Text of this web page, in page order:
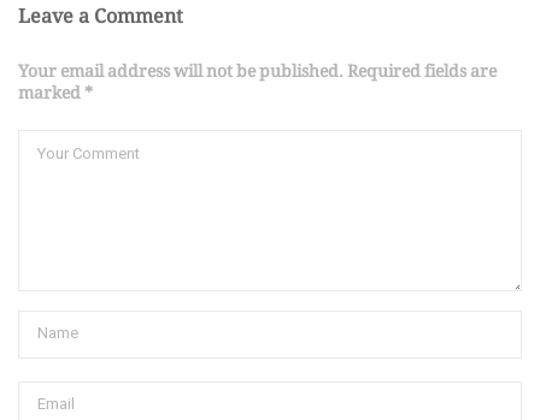
Leave a Comment
Your email address will not be published. Required fields are
marked *